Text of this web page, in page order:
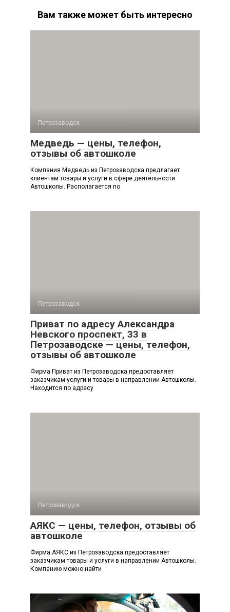
Вам также может быть интересно
Петрозаводск
Медведь — цены, телефон,
отзывы об автошколе
Компания Медведь из Петрозаводска предлагает
клиентам товары и услуги в сфере деятельности
Автошколы. Располагается по
Петрозаводск
Приват по адресу Александра
Невского проспект, 33 в
Петрозаводске — цены, телефон,
отзывы об автошколе
Фирма Приват из Петрозаводска предоставляет
заказчикам услуги и товары в направлении Автошколы.
Находится по адресу
Петрозаводск
АЯКС — цены, телефон, отзывы об
автошколе
Фирма АЯКС из Петрозаводска предоставляет
заказчикам товары и услуги в направлении Автошколы.
Компанию можно найти